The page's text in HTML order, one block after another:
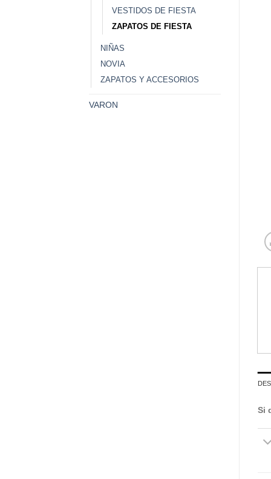
VESTIDOS DE FIESTA
ZAPATOS DE FIESTA
NIÑAS
NOVIA
ZAPATOS Y ACCESORIOS
VARON
Si